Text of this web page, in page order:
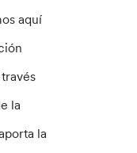
aquí
la
la